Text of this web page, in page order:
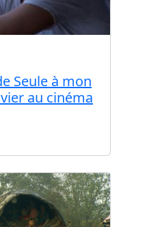
Seule à mon
au cinéma